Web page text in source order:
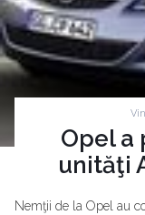
Opel a
unităţi
Nemţii de la Opel au